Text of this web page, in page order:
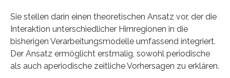
Sie stellen darin einen theoretischen Ansatz vor, der die
Interaktion unterschiedlicher Hirnregionen in die
bisherigen Verarbeitungsmodelle umfassend integriert.
Der Ansatz ermöglicht erstmalig, sowohl periodische
als auch aperiodische zeitliche Vorhersagen zu erklären.